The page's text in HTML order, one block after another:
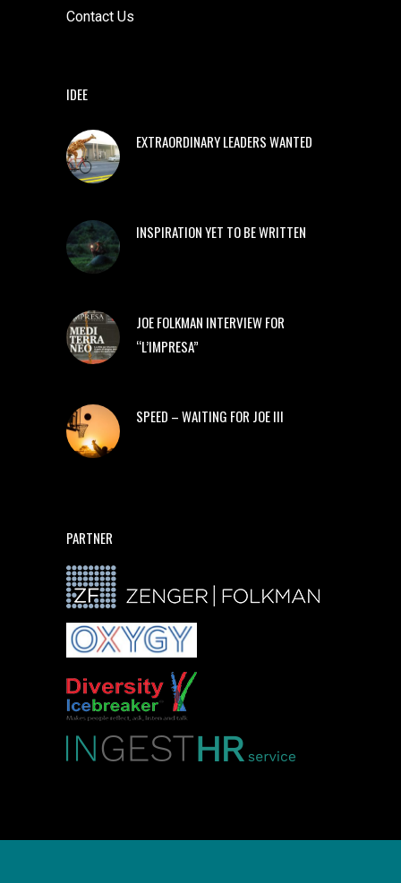
Contact Us
IDEE
EXTRAORDINARY LEADERS WANTED
INSPIRATION YET TO BE WRITTEN
JOE FOLKMAN INTERVIEW FOR
“L’IMPRESA”
SPEED – WAITING FOR JOE III
PARTNER